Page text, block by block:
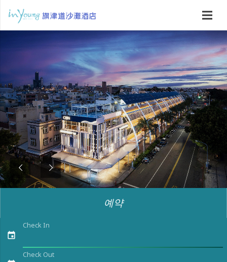
예약
Check In
event
Check Out